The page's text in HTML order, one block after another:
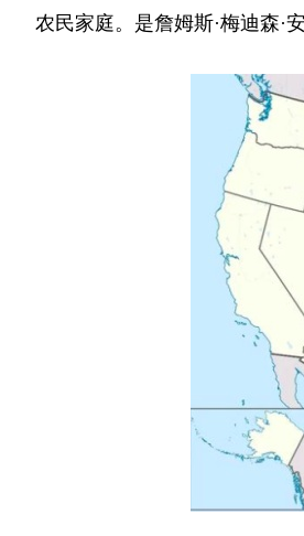
农民家庭。是詹姆斯·梅迪森·